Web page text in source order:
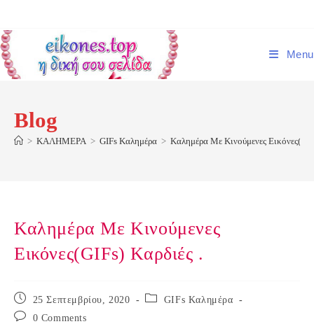
content
Menu
Blog
> ΚΑΛΗΜΕΡΑ > GIFs Kαλημέρα > Καλημέρα Με Κινούμενες
Καλημέρα Με Κινούμενες
Εικόνες(GIFs) Καρδιές .
Post
published:
25 Σεπτεμβρίου, 2020
Post GIFs Kαλημέρα
Post
0 Comments